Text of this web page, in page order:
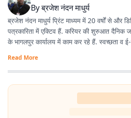
Byब्रजेश नंदन माधुर्य
ब्रजेश नंदन माधुर्य प्रिंट माध्यम में 20 वर्षों से और
पत्रकारिता में एक्टिव हैं. करियर की शुरुआत दैनिक
के भागलपुर कार्यालय में काम कर रहे हैं. स्वच्छता व
Read More